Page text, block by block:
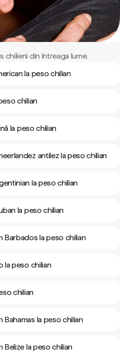
chilieni din întreaga lume.
la peso chilian
chilian
la peso chilian
antilez la peso chilian
la peso chilian
la peso chilian
Barbados la peso chilian
la peso chilian
chilian
Bahamas la peso chilian
Belize la peso chilian